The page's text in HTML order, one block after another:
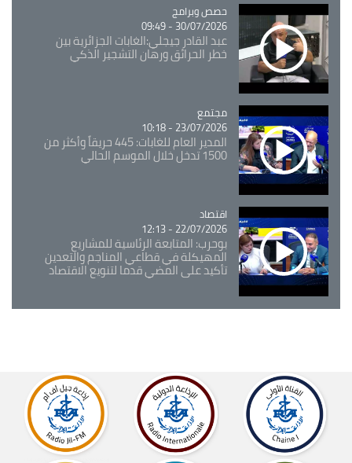
Catégorie
حصص وبرامج
30/07/2026 - 09:49
عبد القادر جيجلي:الغابات الجزائرية بين
خطر الحرائق ورهان التشجير الذكي
Catégorie
مجتمع
23/07/2026 - 10:18
المدير العام للغابات: 445 حريقاً وأكثر من
1500 تدخل خلال الموسم الحالي
Catégorie
اقتصاد
22/07/2026 - 12:13
بوحرب: المتابعة الرئاسية للمشاريع
المهيكلة في قطاعي المناجم والتعدين
تأكيد على المضي قدما لتنويع الاقتصاد